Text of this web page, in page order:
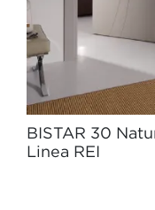
BISTAR 30
Linea REI